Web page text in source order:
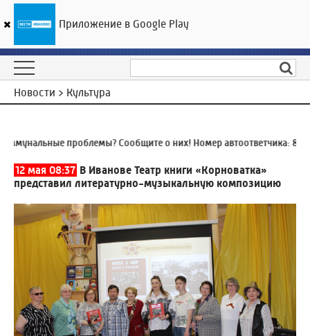
ГТРК «Ивтелерадио»
Новости > Культура
проблемы? Сообщите о них! Номер автоответчика:8
12 мая 08:37 В Иванове Театр книги «Корноватка»
представил литературно-музыкальную композицию
Приложение в Google Play